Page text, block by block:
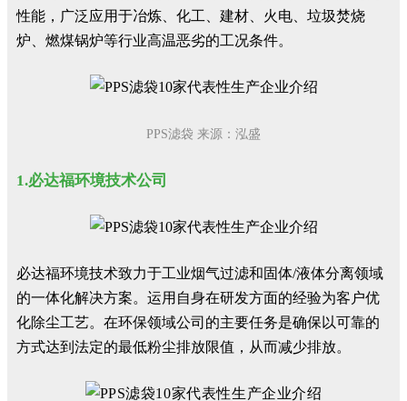
性能，广泛应用于冶炼、化工、建材、火电、垃圾焚烧
炉、燃煤锅炉等行业高温恶劣的工况条件。
PPS滤袋 来源：泓盛
1.必达福环境技术公司
必达福环境技术致力于工业烟气过滤和固体/液体分离领域
的一体化解决方案。运用自身在研发方面的经验为客户优
化除尘工艺。在环保领域公司的主要任务是确保以可靠的
方式达到法定的最低粉尘排放限值，从而减少排放。